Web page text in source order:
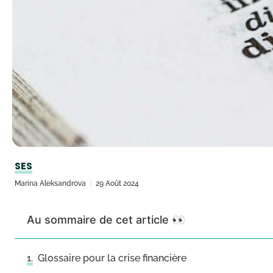
SES
Marina Aleksandrova 29 Août 2024
Au sommaire de cet article 👀
Glossaire pour la crise financière